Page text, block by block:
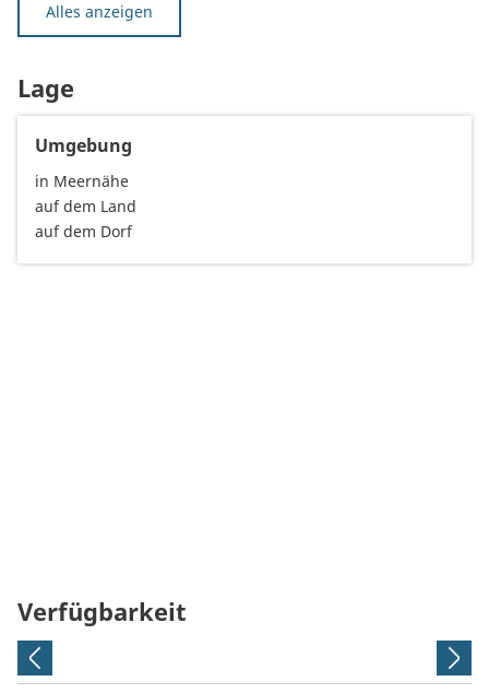
Alles anzeigen
Lage
Umgebung
in Meernähe
auf dem Land
auf dem Dorf
Verfügbarkeit